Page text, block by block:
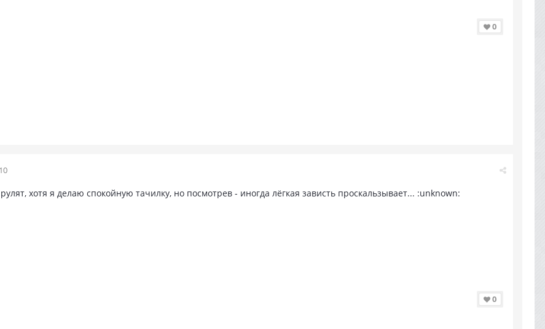
0
хотя я делаю спокойную тачилку, но посмотрев - иногда лёгкая зависть проскальзывает... :unknown:
0